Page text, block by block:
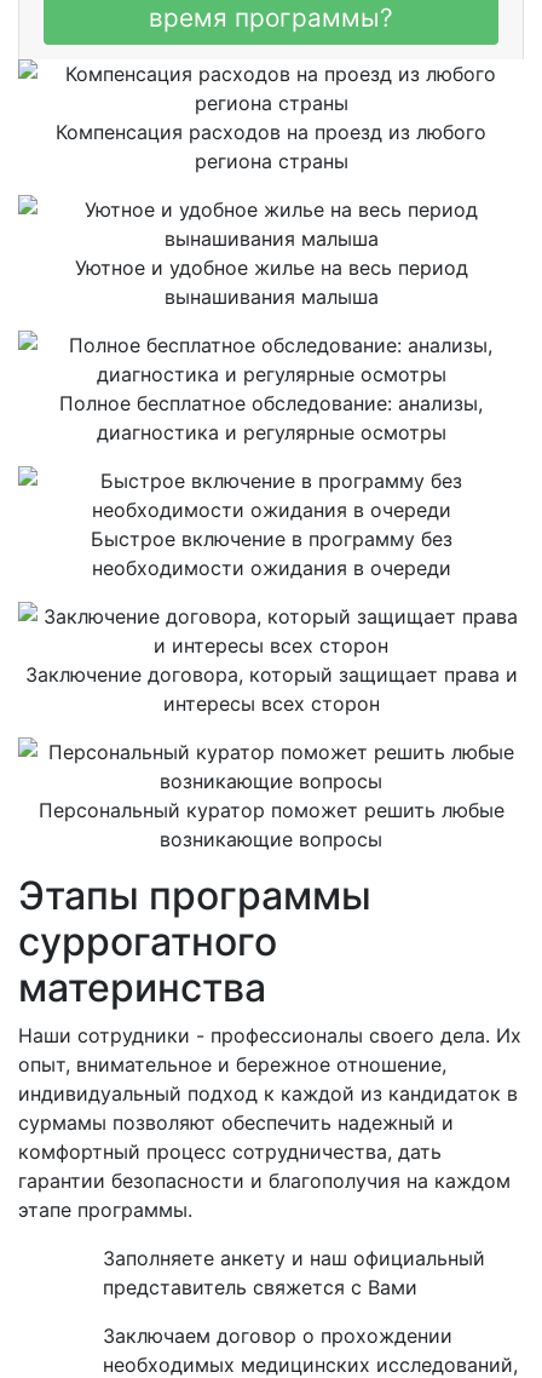
время программы?
Компенсация расходов на проезд из любого
региона страны
Уютное и удобное жилье на весь период
вынашивания малыша
Полное бесплатное обследование: анализы,
диагностика и регулярные осмотры
Быстрое включение в программу без
необходимости ожидания в очереди
Заключение договора, который защищает права и
интересы всех сторон
Персональный куратор поможет решить любые
возникающие вопросы
Этапы программы
суррогатного
материнства
Наши сотрудники - профессионалы своего дела. Их
опыт, внимательное и бережное отношение,
индивидуальный подход к каждой из кандидаток в
сурмамы позволяют обеспечить надежный и
комфортный процесс сотрудничества, дать
гарантии безопасности и благополучия на каждом
этапе программы.
Заполняете анкету и наш официальный
представитель свяжется с Вами
Заключаем договор о прохождении
необходимых медицинских исследований,